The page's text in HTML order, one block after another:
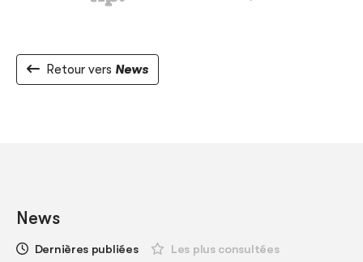
Retour vers News
News
Dernières publiées Les plus consultées